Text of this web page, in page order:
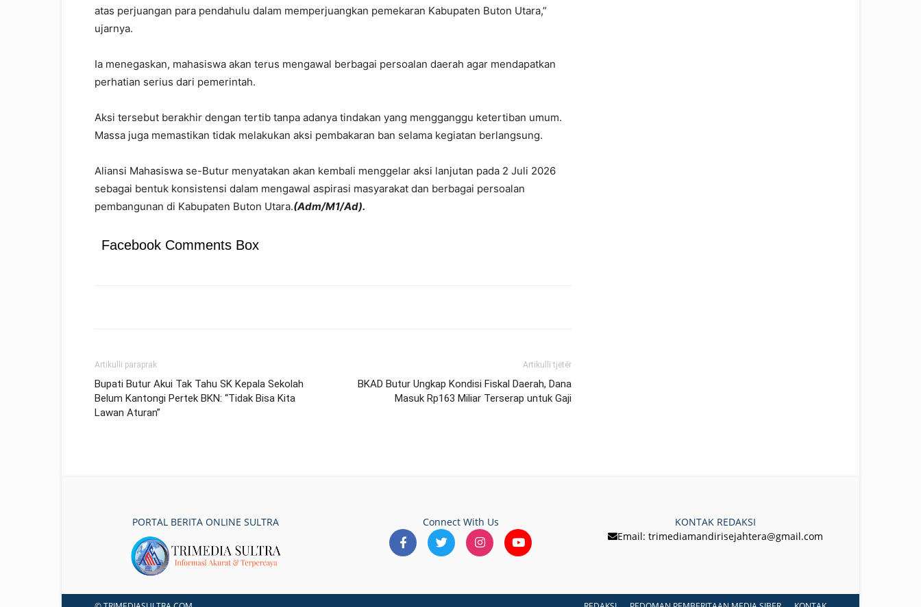
atas perjuangan para pendahulu dalam memperjuangkan pemekaran Kabupaten Buton Utara,”
ujarnya.
Ia menegaskan, mahasiswa akan terus mengawal berbagai persoalan daerah agar mendapatkan
perhatian serius dari pemerintah.
Aksi tersebut berakhir dengan tertib tanpa adanya tindakan yang mengganggu ketertiban umum.
Massa juga memastikan tidak melakukan aksi pembakaran ban selama kegiatan berlangsung.
Aliansi Mahasiswa se-Butur menyatakan akan kembali menggelar aksi lanjutan pada 2 Juli 2026
sebagai bentuk konsistensi dalam mengawal aspirasi masyarakat dan berbagai persoalan
pembangunan di Kabupaten Buton Utara.(Adm/M1/Ad).
Facebook Comments Box
Artikulli paraprak
Bupati Butur Akui Tak Tahu SK Kepala Sekolah
Belum Kantongi Pertek BKN: “Tidak Bisa Kita
Lawan Aturan”
Artikulli tjetër
BKAD Butur Ungkap Kondisi Fiskal Daerah, Dana
Masuk Rp163 Miliar Terserap untuk Gaji
PORTAL BERITA ONLINE SULTRA Connect With Us
KONTAK REDAKSI
Email: trimediamandirisejahtera@gmail.com